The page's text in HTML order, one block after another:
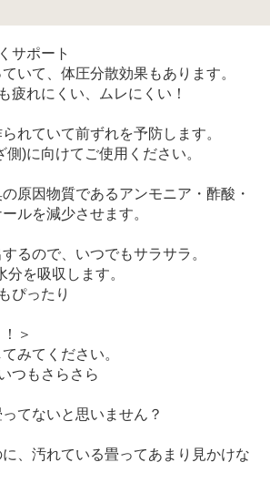
サポート
いて、体圧分散効果もあります。
疲れにくい、ムレにくい！
れていて前ずれを予防します。
)に向けてご使用ください。
原因物質であるアンモニア・酢酸・
ルを減少させます。
るので、いつでもサラサラ。
を吸収します。
ぴったり
＞
みてください。
つもさらさら
てないと思いません？
、汚れている畳ってあまり見かけな